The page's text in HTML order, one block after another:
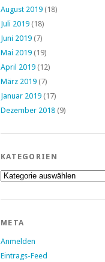
August 2019 (18)
Juli 2019 (18)
Juni 2019 (7)
Mai 2019 (19)
April 2019 (12)
März 2019 (7)
Januar 2019 (17)
Dezember 2018 (9)
KATEGORIEN
Kategorien
META
Anmelden
Eintrags-Feed